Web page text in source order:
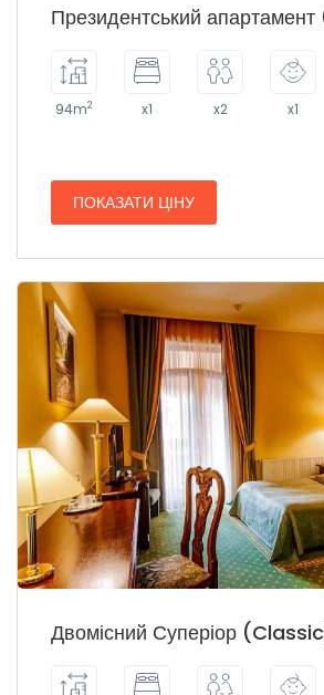
Президентський
94m2 x1 x2 x1
ПОКАЗАТИ ЦІНУ
Двомісний Суперіор